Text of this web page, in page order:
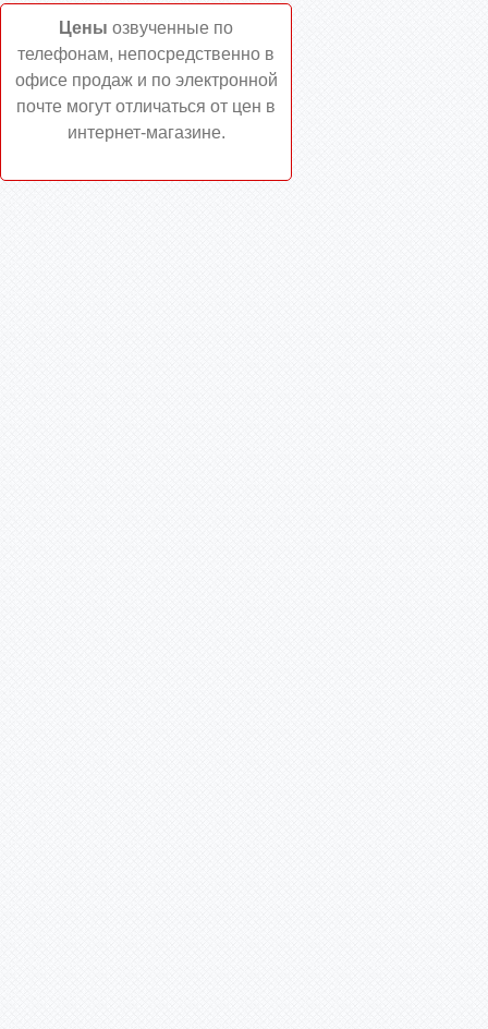
Цены озвученные по
телефонам, непосредственно в
офисе продаж и по электронной
почте могут отличаться от цен в
интернет-магазине.